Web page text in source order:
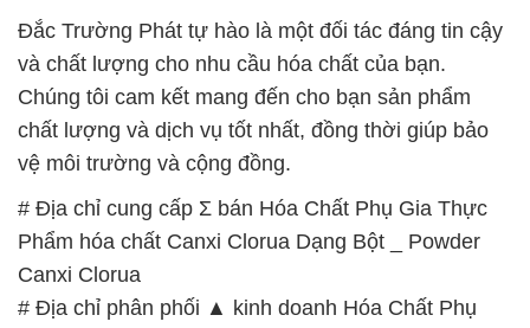
Đắc Trường Phát tự hào là một đối tác đáng tin cậy
và chất lượng cho nhu cầu hóa chất của bạn.
Chúng tôi cam kết mang đến cho bạn sản phẩm
chất lượng và dịch vụ tốt nhất, đồng thời giúp bảo
vệ môi trường và cộng đồng.
# Địa chỉ cung cấp Σ bán Hóa Chất Phụ Gia Thực
Phẩm hóa chất Canxi Clorua Dạng Bột _ Powder
Canxi Clorua
# Địa chỉ phân phối ▲ kinh doanh Hóa Chất Phụ